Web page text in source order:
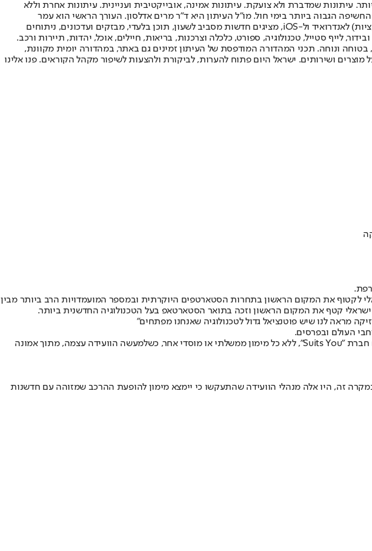
עיתונות שמדברת ולא צועקת. עיתונות אמינה, אובייקטיבית ועניינית. עיתונות אחרת וללא
"ישראל היום" לעיתון הישראלי בעל שיעור החשיפה הגבוה ביותר בימי חול. מו"ל העיתון היא ד"ר מרים אדלסון. העורך הראשי הוא עמר
לחמנוביץ, והעורך המייסד הוא עמוס רגב. אתרי האינטרנט של "ישראל היום" בעברית ובאנגלית, כמו כן היישומונים (אפליקציות) לאנדרואיד ול-iOS, מציגים חדשות מסביב לשעון, תוכן בלעדי, מבזקים ועדכונים, ניתוחים
לייף סטייל, טכנולוגיה, ספורט, כלכלה וצרכנות, בריאות, חיילים, אוכל, יהדות, תיירות ורכב.
בטוחה ונוחה. תכני המהדורה המודפסת של העיתון זמינים גם באתר, במהדורה יומית מקוונת,
ושירותים. ישראל היום פתוח להערות, לביקורת ולהצעות לשיפור מקהל הקוראים. פנו אלינו
בוועידה אשר מתקיימת מדי שנה מאז 1967, אך זה לא מנע מנציג ישראלי לקטוף את המקום הראשון בתחרות הסטארטפים היוקרתית ובמספר המועמדויות הרב ביותר מבין
144. מבין 20 המועמדים אשר עלו לשלב הסופי, מיזם ישראלי קטף את המקום הראשון וזכה בתואר הסטארטאפ בעל הטכנולוגיה החדשנית ביותר.
להישגים המרשימים חתרו יוזמות הביתן הישראלי ונציגות ועידת "Midem" בישראל טלי שלו, דלית פוליבה וגלי עידן מטעם חברת "Suits You", ללא כל מימון ממשלתי או מוסדי אחר, כשלמעשה הוועידה עצמה, מתוך אמונה
זה, היו אלה מנהלי הוועידה שהתעקשו כי יימצא מימון להופעת ההרכב שמזוהה עם חדשנות